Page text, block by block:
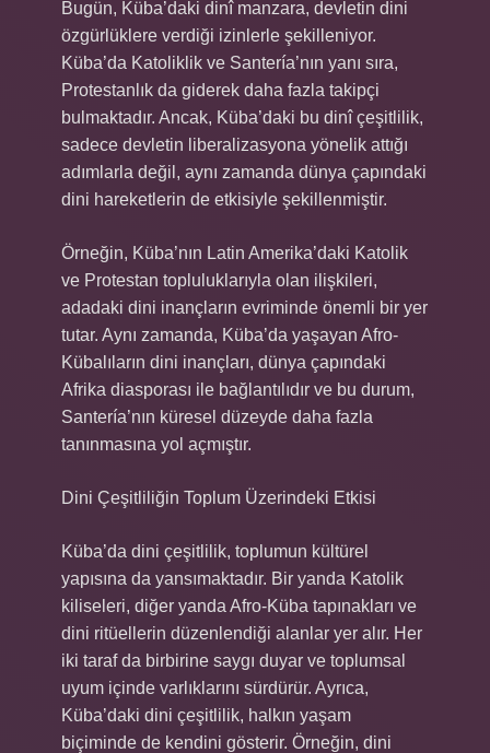
Bugün, Küba’daki dinî manzara, devletin dini
özgürlüklere verdiği izinlerle şekilleniyor.
Küba’da Katoliklik ve Santería’nın yanı sıra,
Protestanlık da giderek daha fazla takipçi
bulmaktadır. Ancak, Küba’daki bu dinî çeşitlilik,
sadece devletin liberalizasyona yönelik attığı
adımlarla değil, aynı zamanda dünya çapındaki
dini hareketlerin de etkisiyle şekillenmiştir.
Örneğin, Küba’nın Latin Amerika’daki Katolik
ve Protestan topluluklarıyla olan ilişkileri,
adadaki dini inançların evriminde önemli bir yer
tutar. Aynı zamanda, Küba’da yaşayan Afro-
Kübalıların dini inançları, dünya çapındaki
Afrika diasporası ile bağlantılıdır ve bu durum,
Santería’nın küresel düzeyde daha fazla
tanınmasına yol açmıştır.
Dini Çeşitliliğin Toplum Üzerindeki Etkisi
Küba’da dini çeşitlilik, toplumun kültürel
yapısına da yansımaktadır. Bir yanda Katolik
kiliseleri, diğer yanda Afro-Küba tapınakları ve
dini ritüellerin düzenlendiği alanlar yer alır. Her
iki taraf da birbirine saygı duyar ve toplumsal
uyum içinde varlıklarını sürdürür. Ayrıca,
Küba’daki dini çeşitlilik, halkın yaşam
biçiminde de kendini gösterir. Örneğin, dini